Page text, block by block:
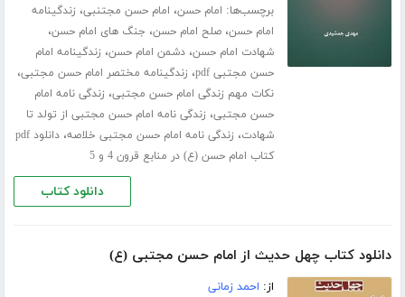
برچسب‌ها: امام حسن، امام حسن مجتنبی، زندگینامه
امام حسن،صلح امام حسن، جنگ های امام حسن،
شهادت امام حسن،دشمن امام حسن، زندگینامه امام
حسن مجتبی pdf
، زندگینامه مختصر امام حسن مجتبی،
نکات مهم زندگی امام حسن مجتبی، زندگی نامه امام
حسن مجتبی، زندگی نامه امام حسن مجتبی از تولد تا
شهادت، زندگی نامه امام حسن مجتبی خلاصه،
دانلود pdf
کتاب امام حسن (ع) در منابع قرون 4 و 5
دانلود کتاب
دانلود کتاب چهل حدیث از امام حسن مجتبی (ع)
از: احمد زمانی